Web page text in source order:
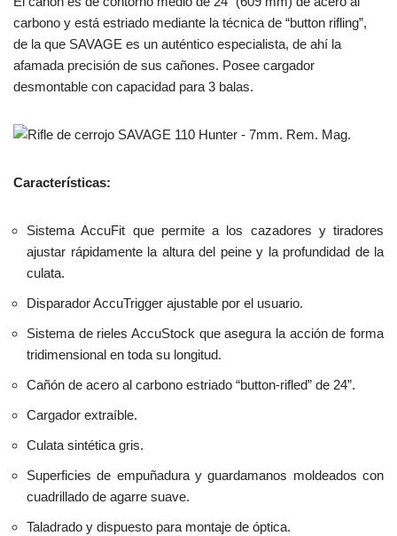
carbono y está estriado mediante la técnica de “button rifling”,
de la que SAVAGE es un auténtico especialista, de ahí la
afamada precisión de sus cañones. Posee cargador
desmontable con capacidad para 3 balas.
Características:
Sistema AccuFit que permite a los cazadores y tiradores
ajustar rápidamente la altura del peine y la profundidad de la
culata.
Disparador AccuTrigger ajustable por el usuario.
Sistema de rieles AccuStock que asegura la acción de forma
tridimensional en toda su longitud.
Cañón de acero al carbono estriado “button-rifled” de 24”.
Cargador extraíble.
Culata sintética gris.
Superficies de empuñadura y guardamanos moldeados con
cuadrillado de agarre suave.
Taladrado y dispuesto para montaje de óptica.